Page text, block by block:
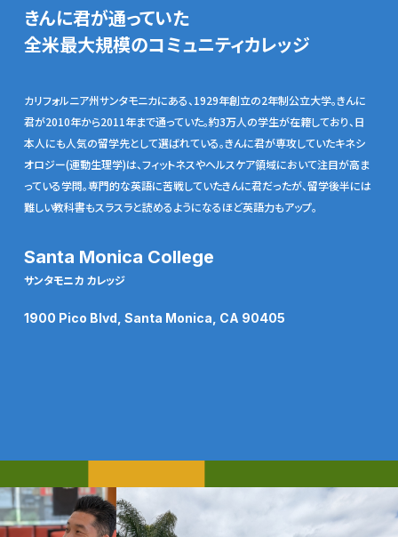
きんに君が通っていた
全米最大規模のコミュニティカレッジ
カリフォルニア州サンタモニカにある、1929年創立の2年制公立大学。きんに
君が2010年から2011年まで通っていた。約3万人の学生が在籍しており、日
本人にも人気の留学先として選ばれている。きんに君が専攻していたキネシ
オロジー(運動生理学)は、フィットネスやヘルスケア領域において注目が高ま
っている学問。専門的な英語に苦戦していたきんに君だったが、留学後半には
難しい教科書もスラスラと読めるようになるほど英語力もアップ。
Santa Monica College
サンタモニカ カレッジ
1900 Pico Blvd, Santa Monica, CA 90405